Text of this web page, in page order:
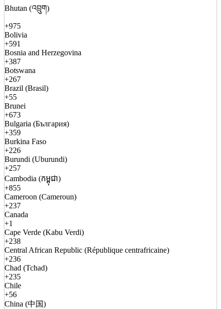
Bhutan (འབྲུག)
+975
Bolivia
+591
Bosnia and Herzegovina
+387
Botswana
+267
Brazil (Brasil)
+55
Brunei
+673
Bulgaria (България)
+359
Burkina Faso
+226
Burundi (Uburundi)
+257
Cambodia (កម្ពុជា)
+855
Cameroon (Cameroun)
+237
Canada
+1
Cape Verde (Kabu Verdi)
+238
Central African Republic (République centrafricaine)
+236
Chad (Tchad)
+235
Chile
+56
China (中国)